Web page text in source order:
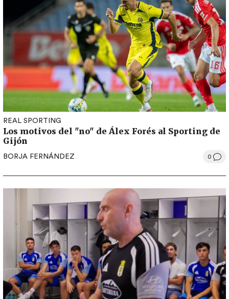
REAL SPORTING
Los motivos del "no" de Álex Forés al Sporting de
Gijón
BORJA FERNÁNDEZ 0